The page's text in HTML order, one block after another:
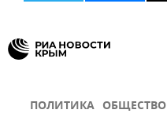
ПОЛИТИКА ОБЩЕСТВО